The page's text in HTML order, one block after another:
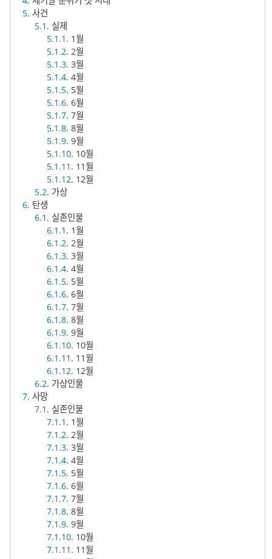
5. 사건
5.1 . 실제
5.1.1 . 1월
5.1.2. 2월
5.1.3. 3월
5.1.4. 4월
5.1.5. 5월
5.1.6. 6월
5.1.7. 7월
5.1.8. 8월
5.1.9. 9월
5.1.10. 10월
5.1.11 . 11월
5.1.12. 12월
5.2. 가상
6. 탄생
6.1 . 실존인물
6.1.1 . 1월
6.1.2. 2월
6.1.3. 3월
6.1.4. 4월
6.1.5. 5월
6.1.6. 6월
6.1.7. 7월
6.1.8. 8월
6.1.9. 9월
6.1.10. 10월
6.1.11 . 11월
6.1.12. 12월
6.2. 가상인물
7. 사망
7.1 . 실존인물
7.1.1 . 1월
7.1.2. 2월
7.1.3. 3월
7.1.4. 4월
7.1.5. 5월
7.1.6. 6월
7.1.7. 7월
7.1.8. 8월
7.1.9. 9월
7.1.10. 10월
7.1.11 . 11월